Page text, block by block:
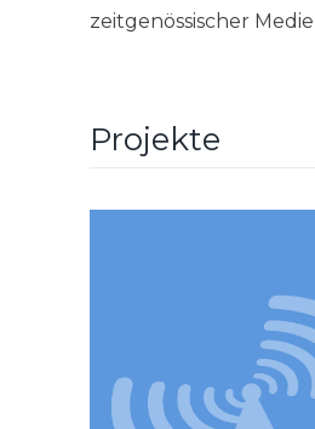
zeitgenössischer
Projekte